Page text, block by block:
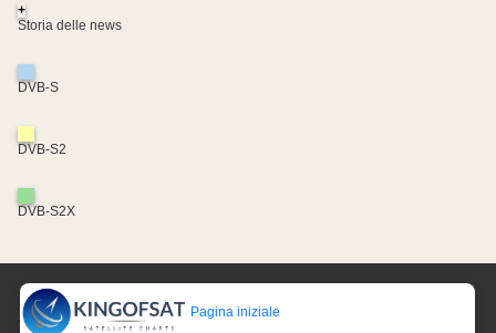
+
Storia delle news
DVB-S
DVB-S2
DVB-S2X
Pagina iniziale